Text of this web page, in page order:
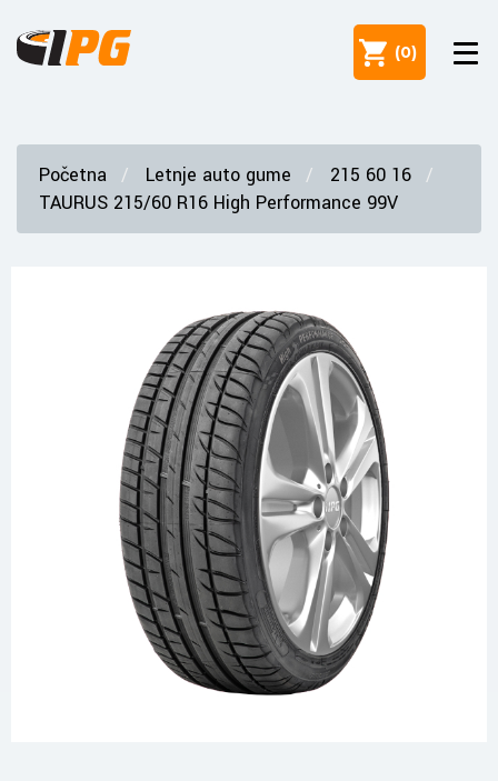
(0)
Početna Letnje auto gume
215 60 16
TAURUS 215/60 R16 High Performance 99V